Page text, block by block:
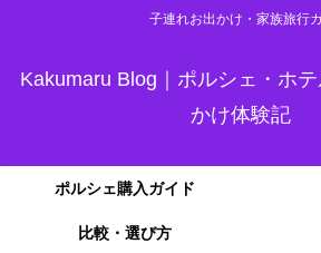
子連れお出かけ・家族旅行
Kakumaru Blog｜ポルシェ・ホ
かけ体験記
ポルシェ購入ガイド
比較・選び方